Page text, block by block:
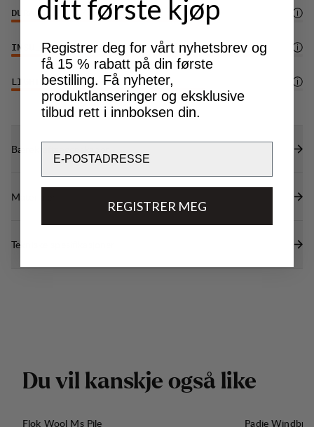
DURABILITY
INSULATION/WARMTH 5/6
LIGHTWEIGHT 4/6
Bærekraftsegenskaper
Materialer
Tekniske spesifikasjoner
Du vil kanskje også like
Flok Wool Ms Pile
Padje
ditt første kjøp
Registrer deg for vårt nyhetsbrev og
få 15 % rabatt på din første
bestilling. Få nyheter,
produktlanseringer og eksklusive
tilbud rett i innboksen din.
REGISTRER MEG